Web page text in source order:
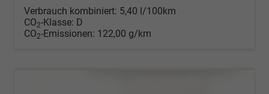
Verbrauch kombiniert: 5,40 l/100km
CO2-Klasse: D
CO2-Emissionen: 122,00 g/km